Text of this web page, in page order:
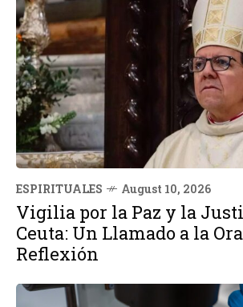
ESPIRITUALES August 10, 2026
Vigilia por la Paz y la
Ceuta: Un Llamado a la
Reflexión